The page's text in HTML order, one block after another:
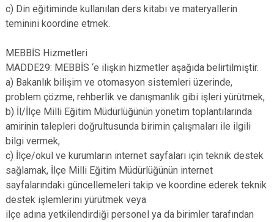
c) Din eğitiminde kullanılan ders kitabı ve materyallerin
teminini koordine etmek.
MEBBİS Hizmetleri
MADDE29: MEBBİS ‘e ilişkin hizmetler aşağıda belirtilmiştir.
a) Bakanlık bilişim ve otomasyon sistemleri üzerinde,
problem çözme, rehberlik ve danışmanlık gibi işleri yürütmek,
b) İl/İlçe Milli Eğitim Müdürlüğünün yönetim toplantılarında
amirinin talepleri doğrultusunda birimin çalışmaları ile ilgili
bilgi vermek,
c) İlçe/okul ve kurumların internet sayfaları için teknik destek
sağlamak, İlçe Milli Eğitim Müdürlüğünün internet
sayfalarındaki güncellemeleri takip ve koordine ederek teknik
destek işlemlerini yürütmek veya
ilçe adına yetkilendirdiği personel ya da birimler tarafından